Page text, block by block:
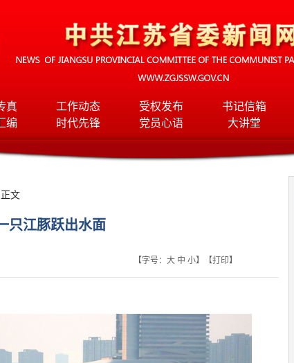
真 工作动态 受权发布 书记信箱
编 时代先锋 党员心语 大讲堂
文
只江豚跃出水面
【字号： 大 中 小】【打印】